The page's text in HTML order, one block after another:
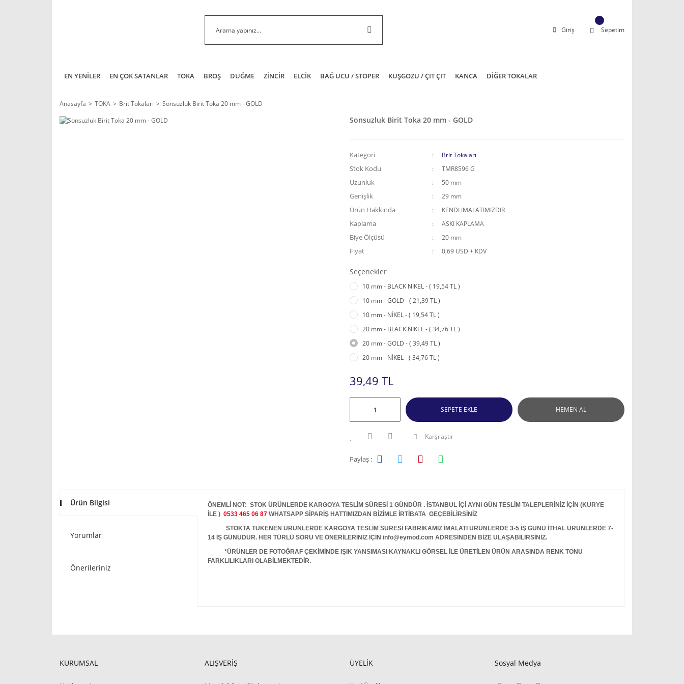
Giriş Sepetim
EN YENİLER EN ÇOK SATANLAR TOKA BROŞ DÜĞME ZİNCİR ELCİK BAĞ UCU / STOPER KUŞGÖZÜ / ÇIT ÇIT KANCA DİĞER TOKALAR
Anasayfa TOKA Brit Tokaları Sonsuzluk Birit Toka 20 mm - GOLD
Sonsuzluk Birit Toka 20 mm - GOLD
Kategori Brit Tokaları
Stok Kodu TMR8596 G
Uzunluk 50 mm
Genişlik 29 mm
Ürün Hakkında KENDİ İMALATIMIZDIR
Kaplama ASKI KAPLAMA
Biye Ölçüsü 20 mm
Fiyat 0,69 USD + KDV
Seçenekler
10 mm - BLACK NİKEL - ( 19,54 TL )
10 mm - GOLD - ( 21,39 TL )
10 mm - NİKEL - ( 19,54 TL )
20 mm - BLACK NİKEL - ( 34,76 TL )
20 mm - GOLD - ( 39,49 TL )
20 mm - NİKEL - ( 34,76 TL )
39,49 TL
SEPETE EKLE HEMEN AL
Karşılaştır
Paylaş :
Ürün Bilgisi
Yorumlar
Önerileriniz
ÖNEMLİ NOT: STOK ÜRÜNLERDE KARGOYA TESLİM SÜRESİ 1 GÜNDÜR . İSTANBUL İÇİ AYNI GÜN TESLİM TALEPLERİNİZ İÇİN (KURYE
İLE ) 0533 465 06 87 WHATSAPP SİPARİŞ HATTIMIZDAN BİZİMLE İRTİBATA GEÇEBİLİRSİNİZ
STOKTA TÜKENEN ÜRÜNLERDE KARGOYA TESLİM SÜRESİ FABRİKAMIZ İMALATI ÜRÜNLERDE 3-5 İŞ GÜNÜ İTHAL ÜRÜNLERDE 7-
14 İŞ GÜNÜDÜR. HER TÜRLÜ SORU VE ÖNERİLERİNİZ İÇİN info@eymod.com ADRESİNDEN BİZE ULAŞABİLİRSİNİZ.
*ÜRÜNLER DE FOTOĞRAF ÇEKİMİNDE IŞIK YANSIMASI KAYNAKLI GÖRSEL İLE ÜRETİLEN ÜRÜN ARASINDA RENK TONU
FARKLILIKLARI OLABİLMEKTEDİR.
KURUMSAL ALIŞVERİŞ ÜYELİK Sosyal Medya